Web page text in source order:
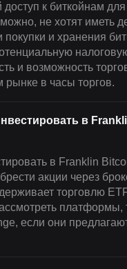
доступ к биткойнам
не хотят иметь
и хранения
и возможность
в часы торгов.
в
в Franklin
акции через
торговлю
платформы,
если они